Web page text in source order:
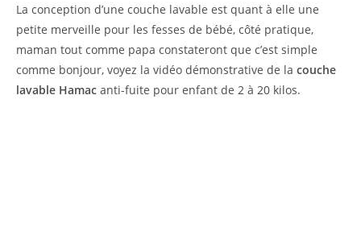
La conception d’une couche lavable est quant à elle une
petite merveille pour les fesses de bébé, côté pratique,
maman tout comme papa constateront que c’est simple
comme bonjour, voyez la vidéo démonstrative de la couche
lavable Hamac anti-fuite pour enfant de 2 à 20 kilos.